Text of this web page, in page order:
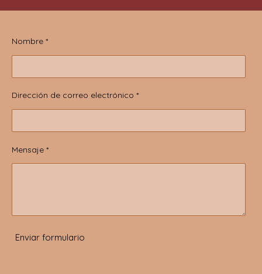
Nombre *
Dirección de correo electrónico *
Mensaje *
Enviar formulario